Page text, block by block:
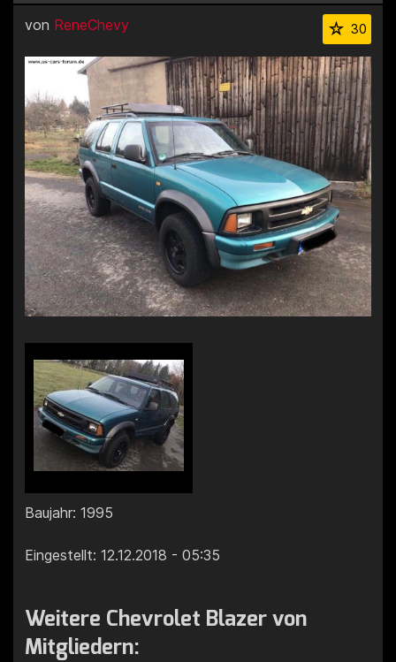
30
von ReneChevy
Baujahr: 1995
Eingestellt: 12.12.2018 - 05:35
Weitere Chevrolet Blazer von
Mitgliedern: